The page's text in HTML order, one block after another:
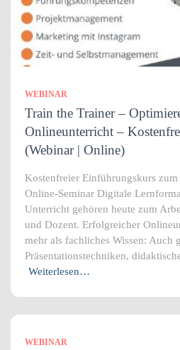
WEBINAR
Train the Trainer –
Onlineunterricht –
(Webinar | Online)
Kostenfreier Einführungskurs
Online-Seminar Digitale
Unterricht gehören heute zum
und Dozent. Erfolgreicher
mehr als fachliches Wissen: Auch
Präsentationstechniken,
Weiterlesen…
WEBINAR